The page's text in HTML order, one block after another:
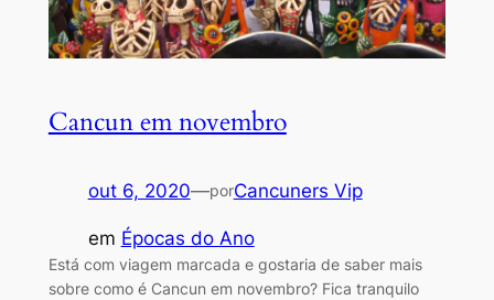
Cancun em novembro
out 6, 2020—porCancuners Vip
em Épocas do Ano
Está com viagem marcada e gostaria de saber mais
sobre como é Cancun em novembro? Fica tranquilo